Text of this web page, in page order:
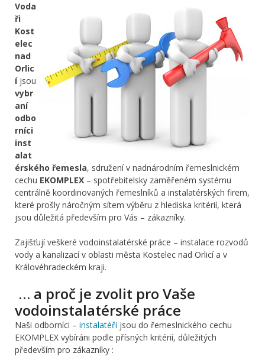
Voda
ři
Kost
elec
nad
Orlic
íjsou
vybr
aní
odbo
rníci
inst
alat
érského řemesla, sdružení v nadnárodním řemeslnickém
cechu EKOMPLEX – spotřebitelsky zaměřeném systému
centrálně koordinovaných řemeslníků a instalatérských firem,
které prošly náročným sítem výběru z hlediska kritérií, která
jsou důležitá především pro Vás – zákazníky.
Zajišťují veškeré vodoinstalatérské práce – instalace rozvodů
vody a kanalizací v oblasti města Kostelec nad Orlicí a v
Královéhradeckém kraji.
… a proč je zvolit pro Vaše
vodoinstalatérské práce
Naši odborníci – instalatéři jsou do řemeslnického cechu
EKOMPLEX vybíráni podle přísných kritérií, důležitých
především pro zákazníky :